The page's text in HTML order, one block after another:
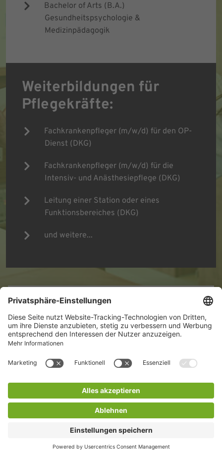
Bachelor of Arts (B.A.)
Gesundheitspsychologie &
Medizinpädagogik
Weiterbildungen für
Pflegekräfte:
Fachkrankenpfleger (m/w/d) für den OP-
Dienst (DKG)
Fachkrankenpfleger (m/w/d) für die
Intensiv- und Anästhesiepflege (DKG)
Leitung einer Station oder eines
Funktionsbereiches (DKG)
und weitere...
MEHR INFORMATIONEN
ZUM KONTAKTFORMULAR